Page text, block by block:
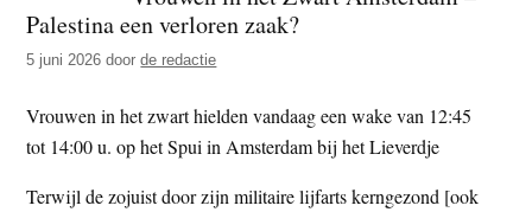
z
e
i
t
e
n
d
z
e
s
Palestina een verloren zaak?
5 juni 2026 doorde redactie
Vrouwen in het zwart hielden vandaag een wake van 12:45
tot 14:00 u. op het Spui in Amsterdam bij het Lieverdje
Terwijl de zojuist door zijn militaire lijfarts kerngezond [ook